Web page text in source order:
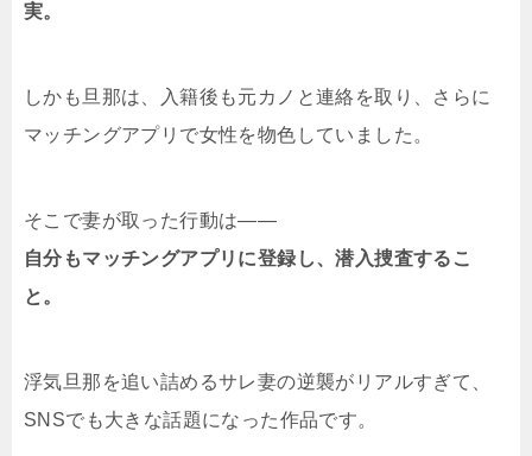
実。
しかも旦那は、入籍後も元カノと連絡を取り、さらに
マッチングアプリで女性を物色していました。
そこで妻が取った行動は――
自分もマッチングアプリに登録し、潜入捜査するこ
と。
浮気旦那を追い詰めるサレ妻の逆襲がリアルすぎて、
SNSでも大きな話題になった作品です。